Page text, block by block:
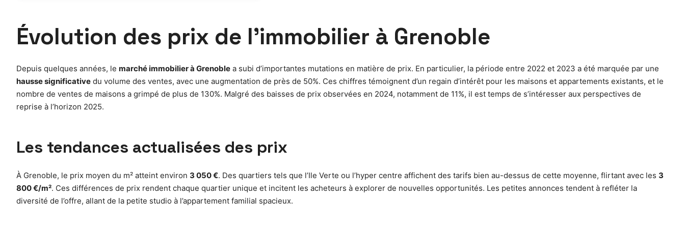
Évolution des prix de l’immobilier à Grenoble
Depuis quelques années, le marché immobilier à Grenoble a subi d’importantes mutations en matière de prix. En particulier, la période entre 2022 et 2023 a été marquée par une
hausse significative du volume des ventes, avec une augmentation de près de 50%. Ces chiffres témoignent d’un regain d’intérêt pour les maisons et appartements existants, et le
nombre de ventes de maisons a grimpé de plus de 130%. Malgré des baisses de prix observées en 2024, notamment de 11%, il est temps de s’intéresser aux perspectives de
reprise à l’horizon 2025.
Les tendances actualisées des prix
À Grenoble, le prix moyen du m² atteint environ 3 050 €. Des quartiers tels que l’Ile Verte ou l’hyper centre affichent des tarifs bien au-dessus de cette moyenne, flirtant avec les 3
800 €/m². Ces différences de prix rendent chaque quartier unique et incitent les acheteurs à explorer de nouvelles opportunités. Les petites annonces tendent à refléter la
diversité de l’offre, allant de la petite studio à l’appartement familial spacieux.